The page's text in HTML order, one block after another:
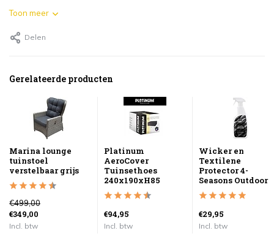
Toon meer
Delen
Gerelateerde producten
Marina lounge
tuinstoel
verstelbaar grijs
€499,00
€349,00
Incl. btw
Platinum
AeroCover
Tuinsethoes
240x190xH85
€94,95
Incl. btw
Wicker en
Textilene
Protector 4-
Seasons Outdoor
€29,95
Incl. btw